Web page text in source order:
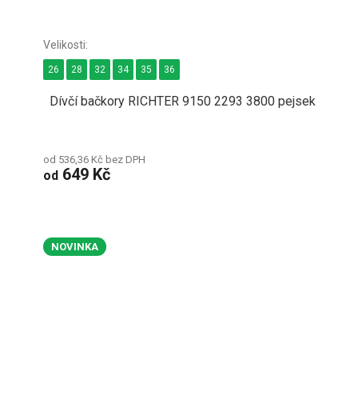
Dívčí bačkory RICHTER 9150 2293 3800 pejsek
od 536,36 Kč bez DPH
od 649 Kč
26 28 32 34 35 36
NOVINKA